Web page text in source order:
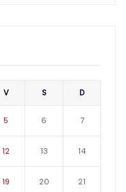
V S D
5 6 7
12 13 14
19 20 21